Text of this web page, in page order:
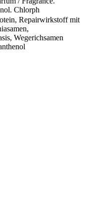
Chlorph
Repairwirkstoff mit
Wegerichsamen